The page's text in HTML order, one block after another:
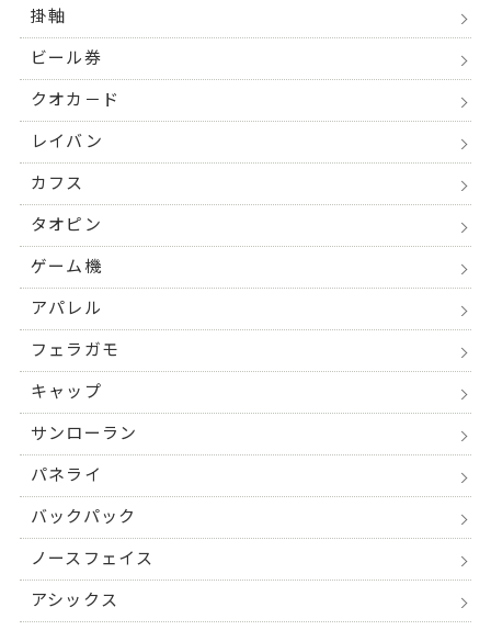
掛軸
ビール券
クオカ－ド
レイバン
カフス
タオピン
ゲーム機
アパレル
フェラガモ
キャップ
サンローラン
パネライ
バックパック
ノースフェイス
アシックス